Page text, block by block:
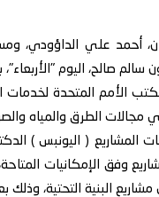
أحمد علي الداؤودي،
صالح، اليوم
الأمم المتحدة لخدمات
في مجالات الطرق والمياه
المشاريع ( اليونبس )
وفق الإمكانيات
البنية التحتية، وذلك